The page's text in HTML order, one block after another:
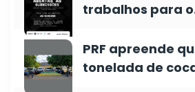
trabalhos para
PRF apreende
tonelada de